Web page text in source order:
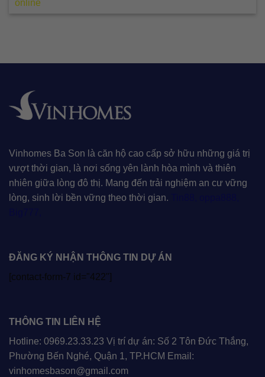
online
Vinhomes Ba Son là căn hộ cao cấp sở hữu những giá trị
vượt thời gian, là nơi sống yên lành hòa mình và thiên
nhiên giữa lòng đô thị. Mang đến trải nghiệm an cư vững
lòng, sinh lời bền vững theo thời gian.
ĐĂNG KÝ NHẬN THÔNG TIN DỰ ÁN
[contact-form-7 id="422"]
THÔNG TIN LIÊN HỆ
Hotline: 0969.23.33.23 Vị trí dự án: Số 2 Tôn Đức Thắng,
Phường Bến Nghé, Quận 1, TP.HCM Email:
vinhomesbason@gmail.com